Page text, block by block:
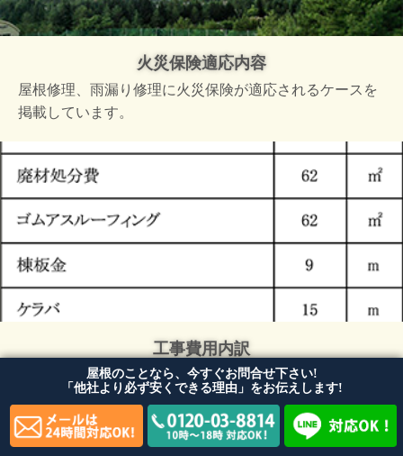
火災保険適応内容
屋根修理、雨漏り修理に火災保険が適応されるケースを
掲載しています。
工事費用内訳
「何に」「どれくらいの費用がかかっているか」がわか
る費用内訳を掲載しています。
屋根のことなら、今すぐお問合せ下さい!
「他社より必ず安くできる理由」をお伝えします!